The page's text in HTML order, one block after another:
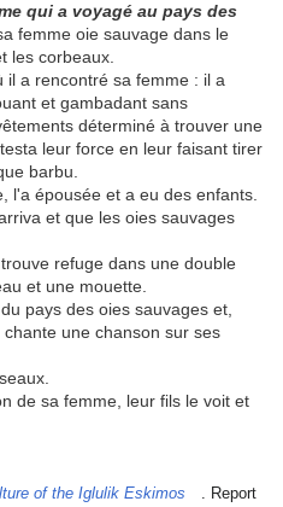
qui a voyagé au pays des
femme oie sauvage dans le
les corbeaux.
il a rencontré sa femme : il a
et gambadant sans
déterminé à trouver une
leur force en leur faisant tirer
barbu.
l'a épousée et a eu des enfants.
et que les oies sauvages
refuge dans une double
et une mouette.
pays des oies sauvages et,
une chanson sur ses
de sa femme, leur fils le voit et
of the Iglulik Eskimos
. Report